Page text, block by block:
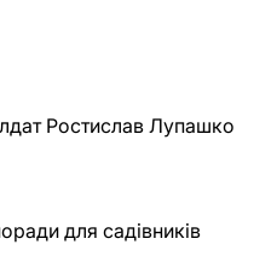
Ростислав Лупашко
для садівників